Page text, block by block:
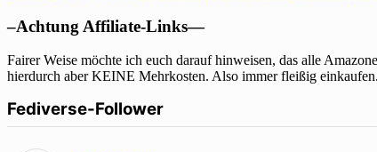
–Achtung Affiliate-Links—
Fairer Weise möchte ich euch darauf hinweisen, das alle
hierdurch aber KEINE Mehrkosten. Also immer fleißig
Fediverse-Follower